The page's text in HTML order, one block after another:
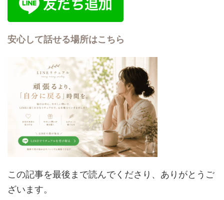
安心して話せる場所はこちら
この記事を最後まで読んでくださり、ありがとうご
ざいます。